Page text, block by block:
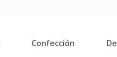
Confección